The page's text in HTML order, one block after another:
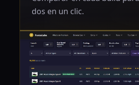
dos en un clic.